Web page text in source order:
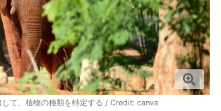
て、植物の種類を特定する / Credit: canva